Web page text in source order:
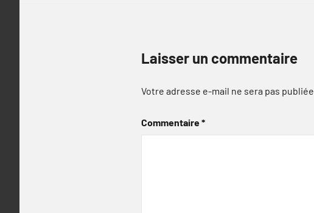
Laisser un commentaire
Votre adresse e-mail ne sera pas publiée.
Commentaire*